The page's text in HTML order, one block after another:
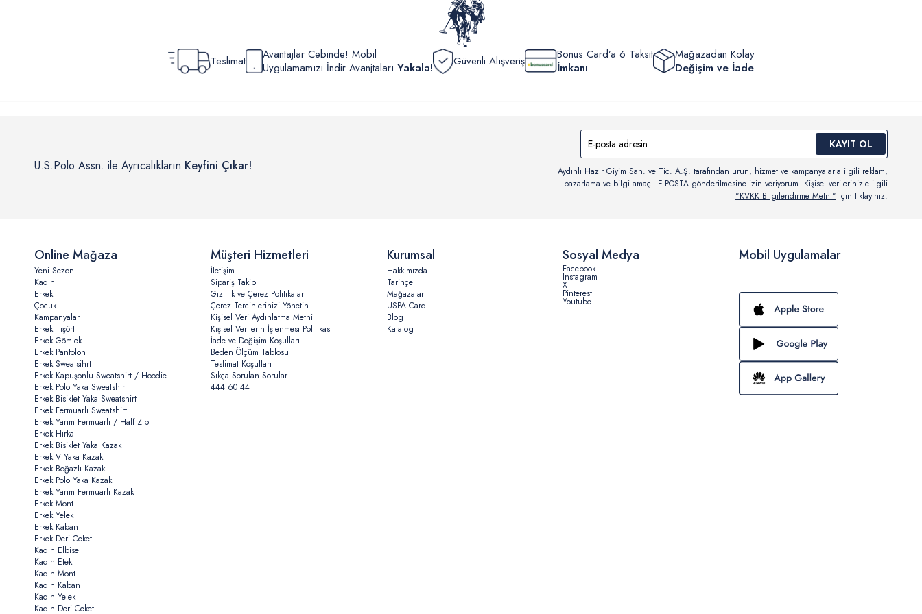
Teslimat
Avantajlar Cebinde! Mobil
Uygulamamızı İndir Avanjtaları Yakala! Güvenli Alışveriş
Bonus Card’a 6 Taksit
İmkanı
Mağazadan Kolay
Değişim ve İade
U.S.Polo Assn. ile Ayrıcalıkların Keyfini Çıkar!
KAYIT OL
Aydınlı Hazır Giyim San. ve Tic. A.Ş. tarafından ürün, hizmet ve kampanyalarla ilgili reklam,
pazarlama ve bilgi amaçlı E-POSTA gönderilmesine izin veriyorum. Kişisel verilerinizle ilgili
"KVKK Bilgilendirme Metni" için tıklayınız.
Mobil Uygulamalar
Online Mağaza
Yeni Sezon
Kadın
Erkek
Çocuk
Kampanyalar
Erkek Tişört
Erkek Gömlek
Erkek Pantolon
Erkek Sweatsihrt
Erkek Kapüşonlu Sweatshirt / Hoodie
Erkek Polo Yaka Sweatshirt
Erkek Bisiklet Yaka Sweatshirt
Erkek Fermuarlı Sweatshirt
Erkek Yarım Fermuarlı / Half Zip
Erkek Hırka
Erkek Bisiklet Yaka Kazak
Erkek V Yaka Kazak
Erkek Boğazlı Kazak
Erkek Polo Yaka Kazak
Erkek Yarım Fermuarlı Kazak
Erkek Mont
Erkek Yelek
Erkek Kaban
Erkek Deri Ceket
Kadın Elbise
Kadın Etek
Kadın Mont
Kadın Kaban
Kadın Yelek
Kadın Deri Ceket
Müşteri Hizmetleri
İletişim
Sipariş Takip
Gizlilik ve Çerez Politikaları
Çerez Tercihlerinizi Yönetin
Kişisel Veri Aydınlatma Metni
Kişisel Verilerin İşlenmesi Politikası
İade ve Değişim Koşulları
Beden Ölçüm Tablosu
Teslimat Koşulları
Sıkça Sorulan Sorular
444 60 44
Kurumsal
Hakkımızda
Tarihçe
Mağazalar
USPA Card
Blog
Katalog
Sosyal Medya
Facebook
Instagram
X
Pinterest
Youtube